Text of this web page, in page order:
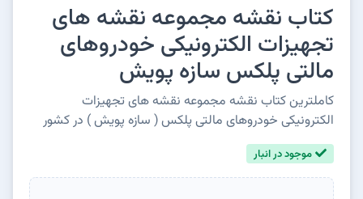
کتاب نقشه مجموعه نقشه های
تجهیزات الکترونیکی خودروهای
مالتی پلکس سازه پویش
کاملترین کتاب نقشه مجموعه نقشه های تجهیزات
الکترونیکی خودروهای مالتی پلکس ( سازه پویش ) در کشور
موجود در انبار